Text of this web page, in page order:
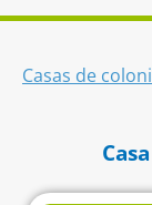
Casas de